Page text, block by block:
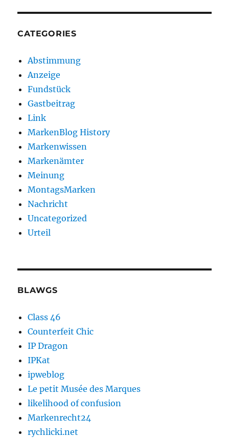
CATEGORIES
Abstimmung
Anzeige
Fundstück
Gastbeitrag
Link
MarkenBlog History
Markenwissen
Markenämter
Meinung
MontagsMarken
Nachricht
Uncategorized
Urteil
BLAWGS
Class 46
Counterfeit Chic
IP Dragon
IPKat
ipweblog
Le petit Musée des Marques
likelihood of confusion
Markenrecht24
rychlicki.net